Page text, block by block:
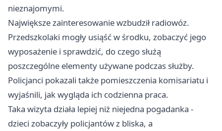
nieznajomymi.
Największe zainteresowanie wzbudził radiowóz.
Przedszkolaki mogły usiąść w środku, zobaczyć jego
wyposażenie i sprawdzić, do czego służą
poszczególne elementy używane podczas służby.
Policjanci pokazali także pomieszczenia komisariatu i
wyjaśnili, jak wygląda ich codzienna praca.
Taka wizyta działa lepiej niż niejedna pogadanka -
dzieci zobaczyły policjantów z bliska, a